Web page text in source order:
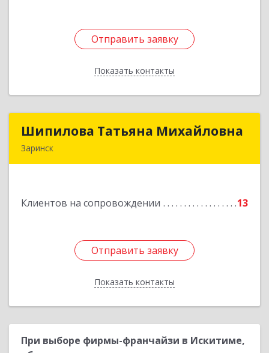
Отправить заявку
Показать контакты
Отправить заявку
Назад
Шипилова Татьяна Михайловна
Заринск
Клиентов на сопровождении 13
Отправить заявку
Показать контакты
Шипилова Татьяна Михайловна
Отправить заявку
Назад
При выборе фирмы-франчайзи в Искитиме,